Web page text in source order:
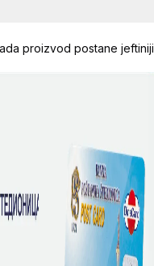
proizvod postane jeftiniji